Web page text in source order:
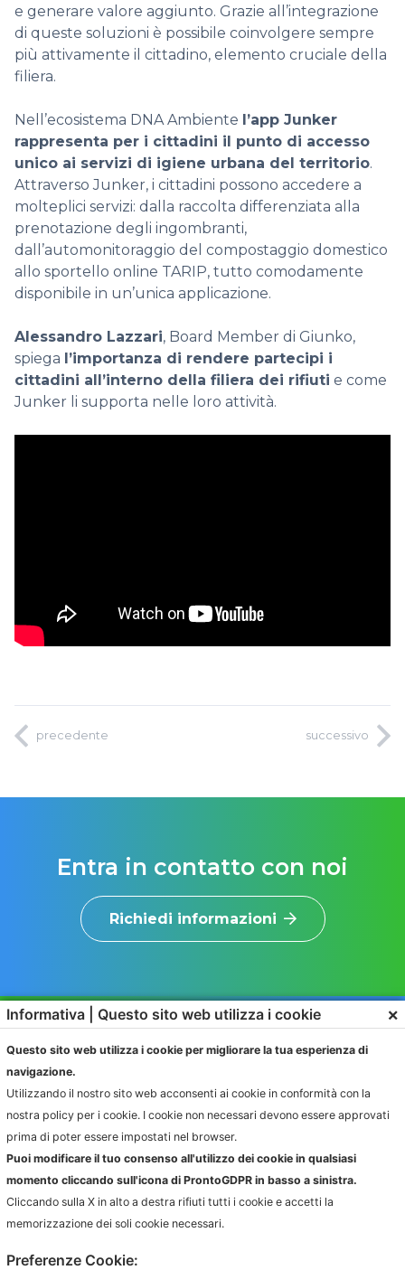
e generare valore aggiunto. Grazie all’integrazione
di queste soluzioni è possibile coinvolgere sempre
più attivamente il cittadino, elemento cruciale della
filiera.
Nell’ecosistema DNA Ambiente l’app Junker
rappresenta per i cittadini il punto di accesso
unico ai servizi di igiene urbana del territorio.
Attraverso Junker, i cittadini possono accedere a
molteplici servizi: dalla raccolta differenziata alla
prenotazione degli ingombranti,
dall’automonitoraggio del compostaggio domestico
allo sportello online TARIP, tutto comodamente
disponibile in un’unica applicazione.
Alessandro Lazzari, Board Member di Giunko,
spiega l’importanza di rendere partecipi i
cittadini all’interno della filiera dei rifiuti e come
Junker li supporta nelle loro attività.
precedente successivo
Entra in contatto con noi
Richiedi informazioni
SOLUZIONI
RAPPORTO CON L’UTENTE
PRODOTTI
AZIENDE
AMBIENTE.IT
INFORMAZIONI
Informativa | Questo sito web utilizza i cookie ×
Questo sito web utilizza i cookie per migliorare la tua esperienza di
navigazione.
Utilizzando il nostro sito web acconsenti ai cookie in conformità con la
nostra policy per i cookie. I cookie non necessari devono essere approvati
prima di poter essere impostati nel browser.
Puoi modificare il tuo consenso all'utilizzo dei cookie in qualsiasi
momento cliccando sull'icona di ProntoGDPR in basso a sinistra.
Cliccando sulla X in alto a destra rifiuti tutti i cookie e accetti la
memorizzazione dei soli cookie necessari.
Preferenze Cookie: